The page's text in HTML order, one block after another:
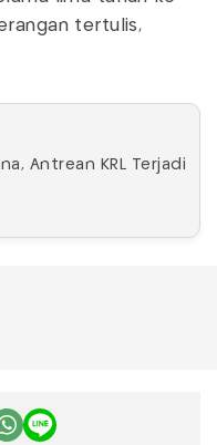
tertulis,
Antrean KRL Terjadi